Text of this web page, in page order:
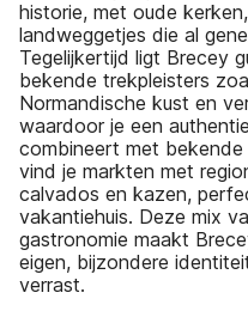
historie, met oude
landweggetjes die al
Tegelijkertijd ligt Brecey
bekende trekpleisters
Normandische kust en
waardoor je een
combineert met
vind je markten met
calvados en kazen,
vakantiehuis. Deze mix
gastronomie maakt
eigen, bijzondere
verrast.